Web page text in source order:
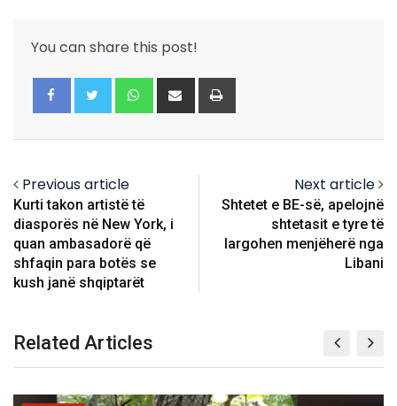
You can share this post!
Whatsapp
Share
via
Previous article
Kurti takon artistë të
diasporës në New York, i
quan ambasadorë që
shfaqin para botës se
kush janë shqiptarët
Next article
Shtetet e BE-së, apelojnë
shtetasit e tyre të
largohen menjëherë nga
Libani
Related Articles